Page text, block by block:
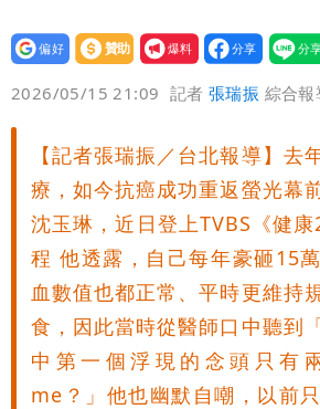
設為
贊助
我要
爆料
2026/05/15 21:09 記者張瑞振 綜合報
【記者張瑞振／台北報導】去
療，如今抗癌成功重返螢光幕
沈玉琳，近日登上TVBS《健
程 他透露，自己每年豪砸15
血數值也都正常、平時更維持
食，因此當時從醫師口中聽到
中第一個浮現的念頭只有
me？」他也幽默自嘲，以前